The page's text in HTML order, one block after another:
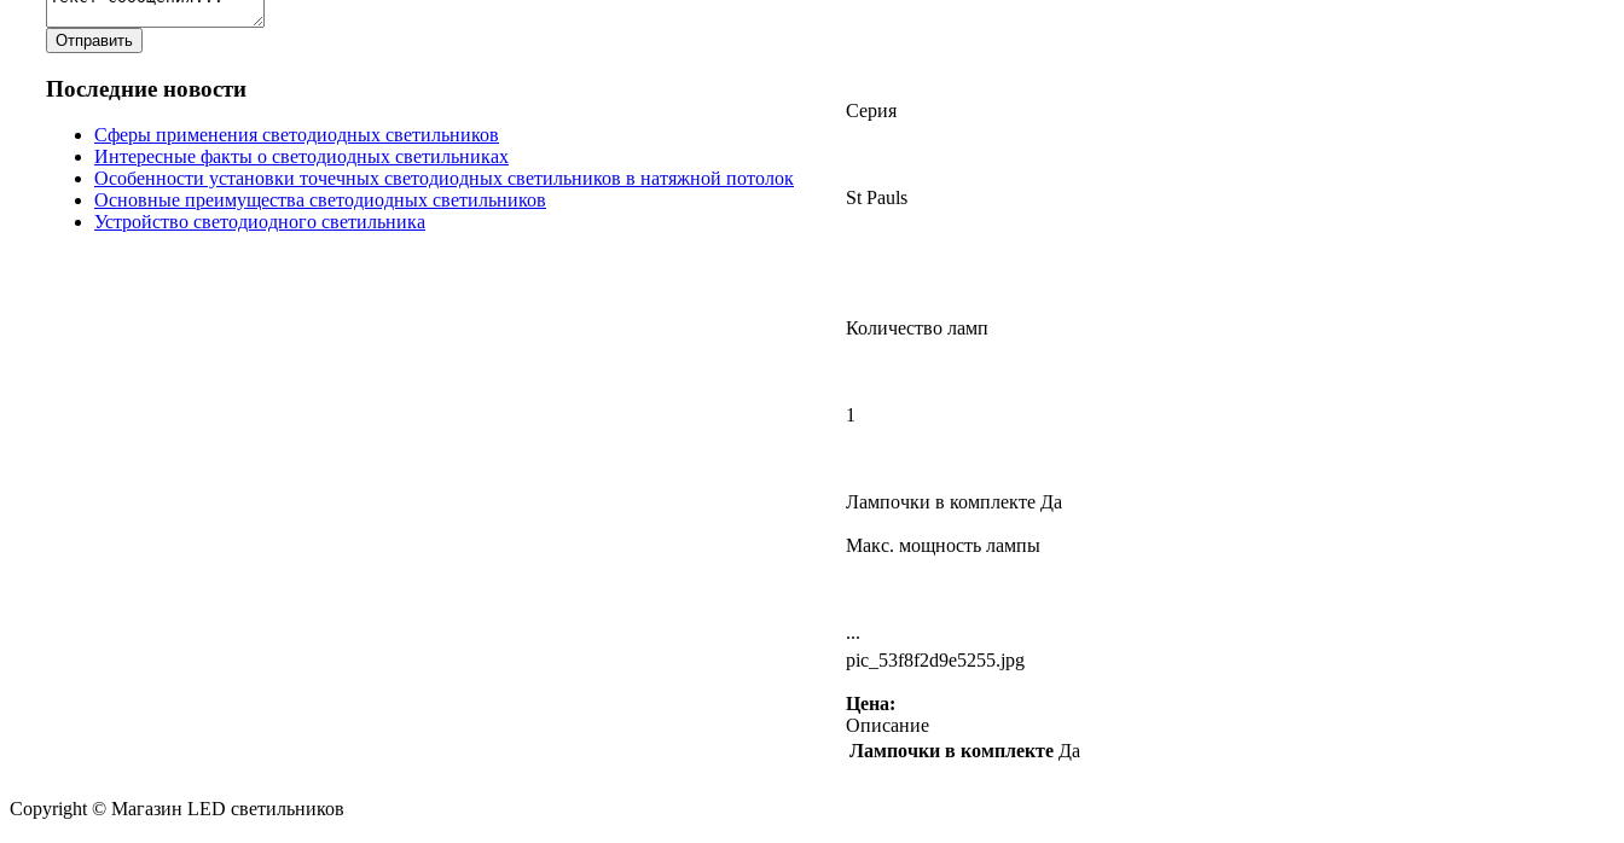
Последние новости
Сферы применения светодиодных светильников
Интересные факты о светодиодных светильниках
Особенности установки точечных светодиодных светильников в натяжной потолок
Основные преимущества светодиодных светильников
Устройство светодиодного светильника
Серия
St Pauls
Количество ламп
1
Лампочки в комплекте Да
Макс. мощность лампы
...
pic_53f8f2d9e5255.jpg
Цена:
Описание
Лампочки в комплекте Да
Copyright © Магазин LED светильников